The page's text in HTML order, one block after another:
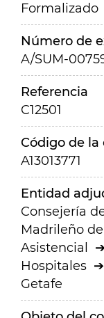
Formalizado
Número de
A/SUM-
Referencia
C12501
Código de la
A13013771
Entidad
Consejería
Madrileño
Asistencial
Hospitales
Getafe